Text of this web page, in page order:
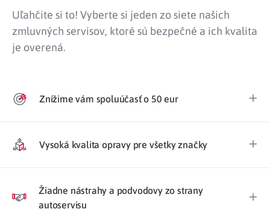
Uľahčite si to! Vyberte si jeden zo siete našich
zmluvných servisov, ktoré sú bezpečné a ich kvalita
je overená.
Znížime vám spoluúčasť o 50 eur
Vysoká kvalita opravy pre všetky značky
Žiadne nástrahy a podvodovy zo strany
autoservisu